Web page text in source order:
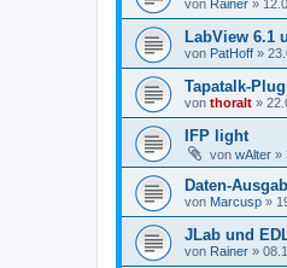
von Rainer »
LabView 6.1
von PatHoff »
Tapatalk-
von thoralt »
IFP light
von wAlter »
Daten-
von Marcusp »
JLab und
von Rainer »